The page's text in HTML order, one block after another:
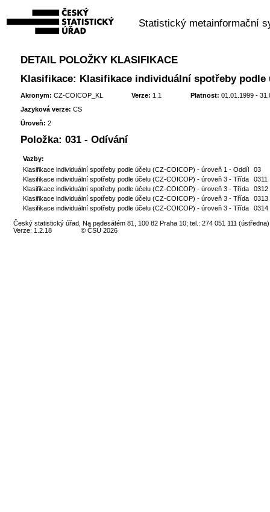
Statistický metainformační
DETAIL POLOŽKY KLASIFIKACE
Klasifikace: Klasifikace individuální spotřeby podle
Akronym: CZ-COICOP_KL Verze: 1.1 Platnost: 01.01.1999 -
Jazyková verze: CS
Úroveň: 2
Položka: 031 - Odívání
Vazby:
Klasifikace individuální spotřeby podle účelu (CZ-COICOP) - úroveň 1 - Oddíl
03
Klasifikace individuální spotřeby podle účelu (CZ-COICOP) - úroveň 3 - Třída
0311
Klasifikace individuální spotřeby podle účelu (CZ-COICOP) - úroveň 3 - Třída
0312
Klasifikace individuální spotřeby podle účelu (CZ-COICOP) - úroveň 3 - Třída
0313
Klasifikace individuální spotřeby podle účelu (CZ-COICOP) - úroveň 3 - Třída
0314
Český statistický úřad, Na padesátém 81, 100 82 Praha 10; tel.: 274 051 111 (ústředna)
Verze: 1.2.18
© ČSÚ 2026